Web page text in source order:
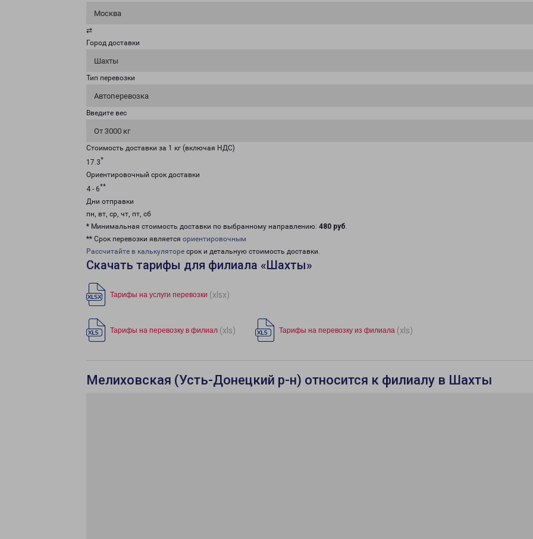
Москва
⇄
Город доставки
Шахты
Тип перевозки
Автоперевозка
Введите вес
От 3000 кг
Стоимость доставки за 1 кг (включая НДС)
17.3*
Ориентировочный срок доставки
4 - 6**
Дни отправки
пн, вт, ср, чт, пт, сб
* Минимальная стоимость доставки по выбранному направлению: 480 руб.
** Срок перевозки является ориентировочным
Рассчитайте в калькуляторе срок и детальную стоимость доставки.
Скачать тарифы для филиала «Шахты»
Тарифы на услуги перевозки (xlsx)
Тарифы на перевозку в филиал (xls) Тарифы на перевозку из филиала (xls)
Мелиховская (Усть-Донецкий р-н) относится к филиалу в Шахты